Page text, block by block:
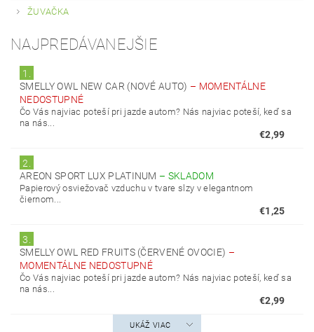
ŽUVAČKA
NAJPREDÁVANEJŠIE
1.
SMELLY OWL NEW CAR (NOVÉ AUTO) – MOMENTÁLNE
NEDOSTUPNÉ
Čo Vás najviac poteší pri jazde autom? Nás najviac poteší, keď sa
na nás...
€2,99
2.
AREON SPORT LUX PLATINUM – SKLADOM
Papierový osviežovač vzduchu v tvare slzy v elegantnom
čiernom...
€1,25
3.
SMELLY OWL RED FRUITS (ČERVENÉ OVOCIE) –
MOMENTÁLNE NEDOSTUPNÉ
Čo Vás najviac poteší pri jazde autom? Nás najviac poteší, keď sa
na nás...
€2,99
UKÁŽ VIAC